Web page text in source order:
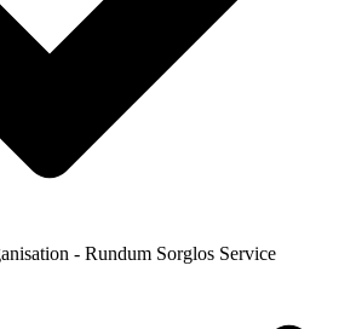
- Rundum Sorglos Service